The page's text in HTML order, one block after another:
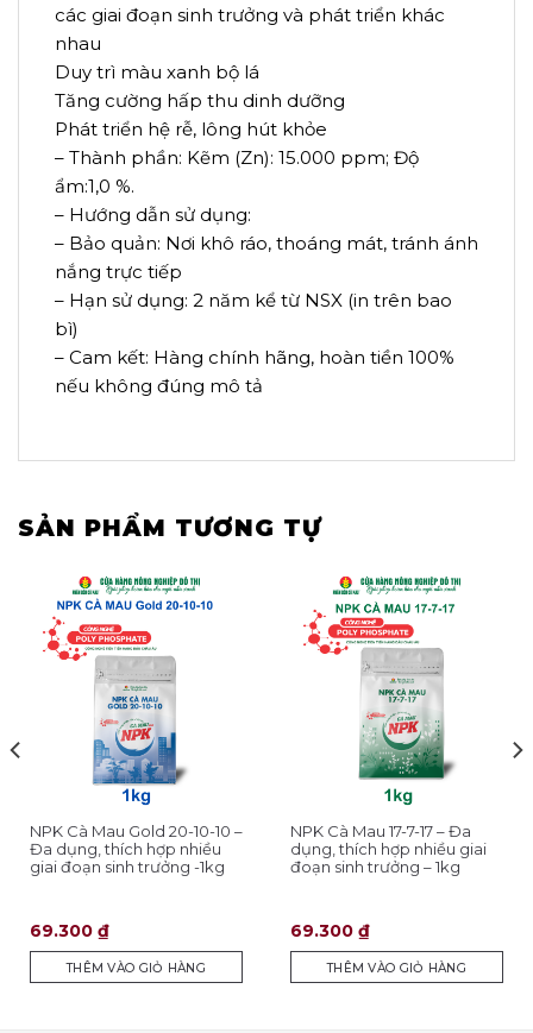
các giai đoạn sinh trưởng và phát triển khác
nhau
Duy trì màu xanh bộ lá
Tăng cường hấp thu dinh dưỡng
Phát triển hệ rễ, lông hút khỏe
– Thành phần: Kẽm (Zn): 15.000 ppm; Độ
ẩm:1,0 %.
– Hướng dẫn sử dụng:
– Bảo quản: Nơi khô ráo, thoáng mát, tránh ánh
nắng trực tiếp
– Hạn sử dụng: 2 năm kể từ NSX (in trên bao
bì)
– Cam kết: Hàng chính hãng, hoàn tiền 100%
nếu không đúng mô tả
SẢN PHẨM TƯƠNG TỰ
NPK Cà Mau Gold 20-10-10 –
Đa dụng, thích hợp nhiều
giai đoạn sinh trưởng -1kg
69.300 ₫
THÊM VÀO GIỎ HÀNG
NPK Cà Mau 17-7-17 – Đa
dụng, thích hợp nhiều giai
đoạn sinh trưởng – 1kg
69.300 ₫
THÊM VÀO GIỎ HÀNG